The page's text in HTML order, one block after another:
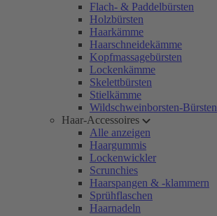
Flach- & Paddelbürsten
Holzbürsten
Haarkämme
Haarschneidekämme
Kopfmassagebürsten
Lockenkämme
Skelettbürsten
Stielkämme
Wildschweinborsten-Bürsten
Haar-Accessoires
Alle anzeigen
Haargummis
Lockenwickler
Scrunchies
Haarspangen & -klammern
Sprühflaschen
Haarnadeln